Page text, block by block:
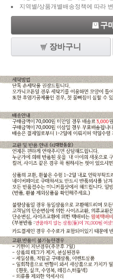
지역별/상품개별배송정책에 따라
구
장바구니